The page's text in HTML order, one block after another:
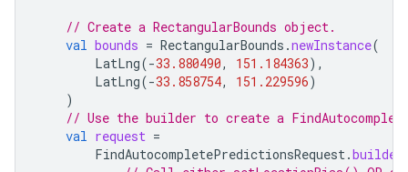
// Create a RectangularBounds object.
val bounds = RectangularBounds .newInstance(
LatLng(-33.880490, 151.184363),
LatLng(-33.858754, 151.229596)
)
// Use the builder to create a
val request =
FindAutocompletePredictionsRequest .builder